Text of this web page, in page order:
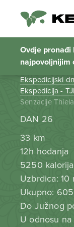
Ovdje pronađi
najpovoljnijim
Početna stranica
Ekspedicijski
Ekspedicija -
Senzacije Thiela
DAN 26
33 km
12h hodanja
5250 kalorija
Uzbrdica: 10
Ukupno:
Do Južnog
U odnosu